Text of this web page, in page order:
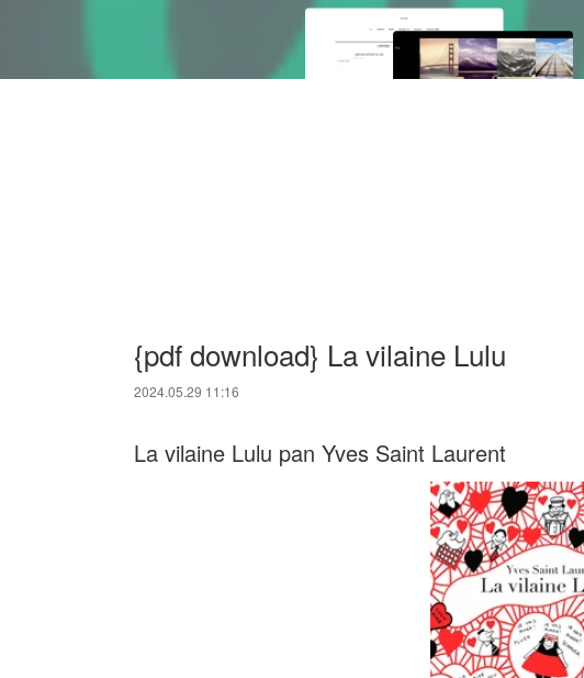
{pdf download} La vilaine Lulu
2024.05.29 11:16
La vilaine Lulu pan Yves Saint Laurent